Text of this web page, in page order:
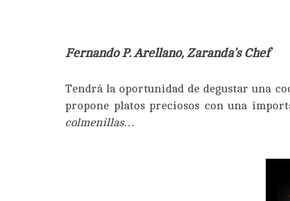
Fernando P. Arellano, Zaranda’s Chef
Tendrá la oportunidad de degustar una
propone platos preciosos con una
colmenillas…